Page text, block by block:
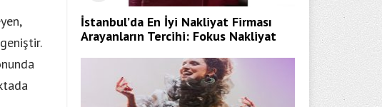
İstanbul’da En İyi Nakliyat Firması
Arayanların Tercihi: Fokus Nakliyat